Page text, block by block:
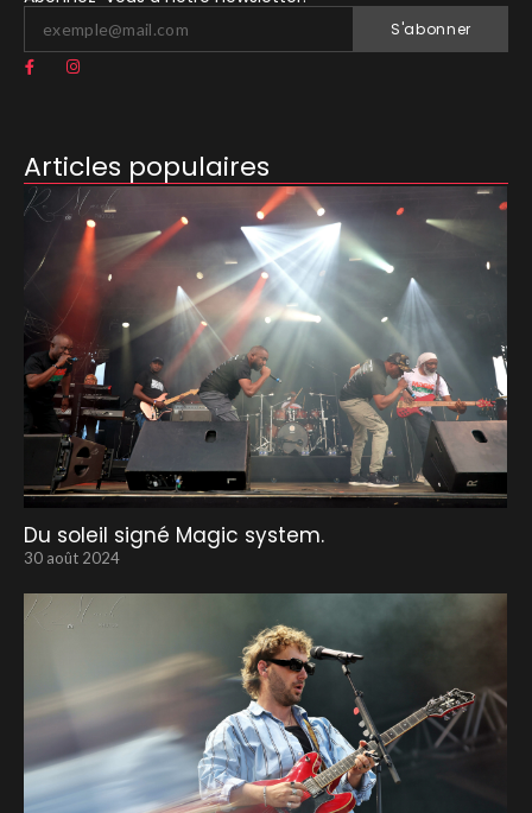
S'abonner
Articles populaires
Du soleil signé Magic system.
30 août 2024